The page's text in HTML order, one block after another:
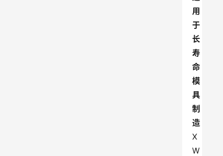
用
于
长
寿
命
模
具
制
造
X
W